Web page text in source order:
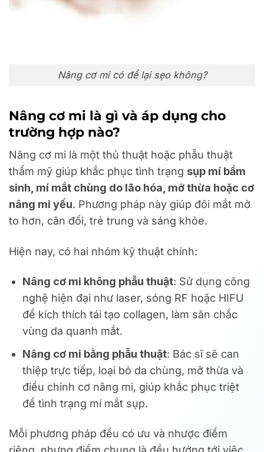
Nâng cơ mi có để lại sẹo không?
Nâng cơ mi là gì và áp dụng cho
trường hợp nào?
Nâng cơ mi là một thủ thuật hoặc phẫu thuật
thẩm mỹ giúp khắc phục tình trạng sụp mí bẩm
sinh, mí mắt chùng do lão hóa, mỡ thừa hoặc cơ
nâng mi yếu. Phương pháp này giúp đôi mắt mở
to hơn, cân đối, trẻ trung và sáng khỏe.
Hiện nay, có hai nhóm kỹ thuật chính:
Nâng cơ mi không phẫu thuật: Sử dụng công
nghệ hiện đại như laser, sóng RF hoặc HIFU
để kích thích tái tạo collagen, làm săn chắc
vùng da quanh mắt.
Nâng cơ mi bằng phẫu thuật: Bác sĩ sẽ can
thiệp trực tiếp, loại bỏ da chùng, mỡ thừa và
điều chỉnh cơ nâng mi, giúp khắc phục triệt
để tình trạng mí mắt sụp.
Mỗi phương pháp đều có ưu và nhược điểm